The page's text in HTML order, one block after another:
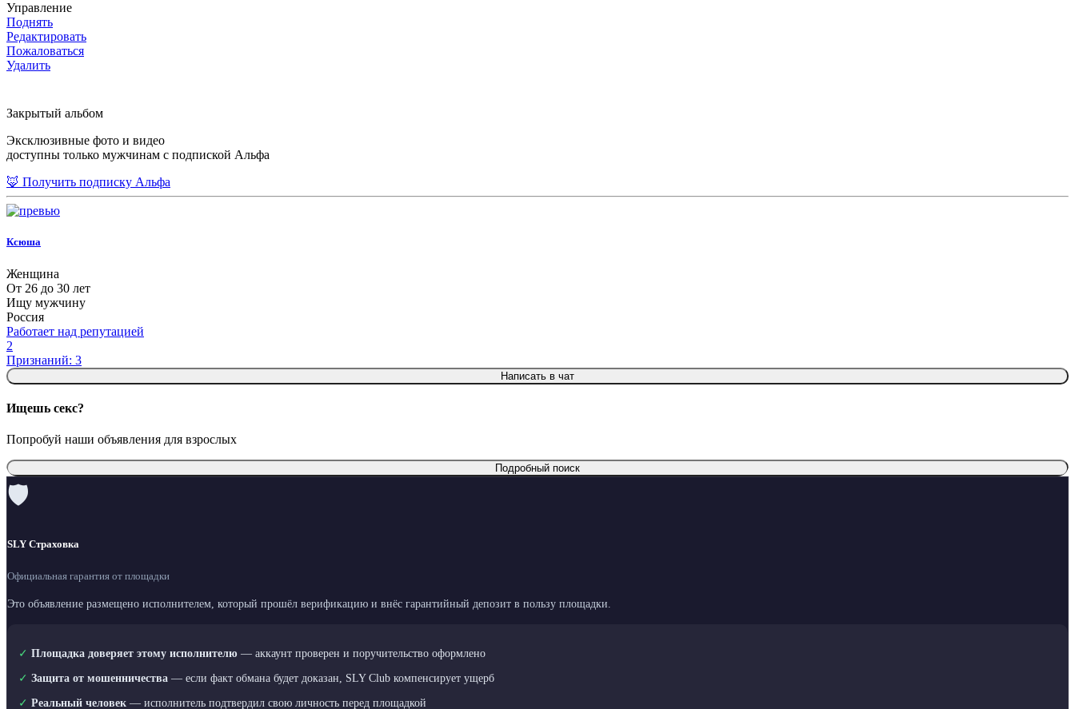
Управление
Поднять
Редактировать
Пожаловаться
Удалить
Закрытый альбом
Эксклюзивные фото и видео
доступны только мужчинам с подпиской Альфа
🦊 Получить подписку Альфа
Ксюша
Женщина
От 26 до 30 лет
Ищу мужчину
Россия
Работает над репутацией
2
Признаний: 3
Написать в чат
Ищешь секс?
Попробуй наши объявления для взрослых
Подробный поиск
🛡
SLY Страховка
Официальная гарантия от площадки
Это объявление размещено исполнителем, который прошёл верификацию и внёс гарантийный депозит в пользу площадки.
✓ Площадка доверяет этому исполнителю — аккаунт проверен и поручительство оформлено
✓ Защита от мошенничества — если факт обмана будет доказан, SLY Club компенсирует ущерб
✓ Реальный человек — исполнитель подтвердил свою личность перед площадкой